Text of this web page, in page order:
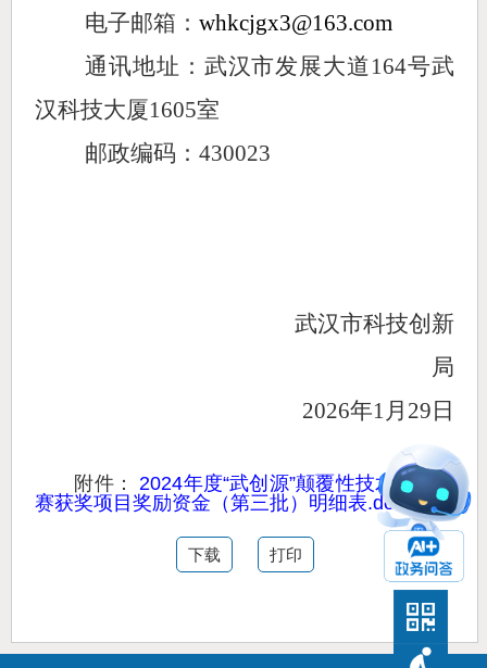
电子邮箱：whkcjgx3@163.com
通讯地址：武汉市发展大道164号武
汉科技大厦1605室
邮政编码：430023
武汉市科技创新
局
2026年1月 29 日
附件：2024年度“武创源”颠覆性技术创新大
赛获奖项目奖励资金（第三批）明细表.docx
下载 打印